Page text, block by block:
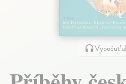
Vypočuť